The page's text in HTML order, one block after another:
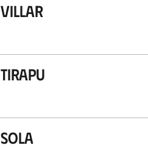
Villar
Tirapu
Sola